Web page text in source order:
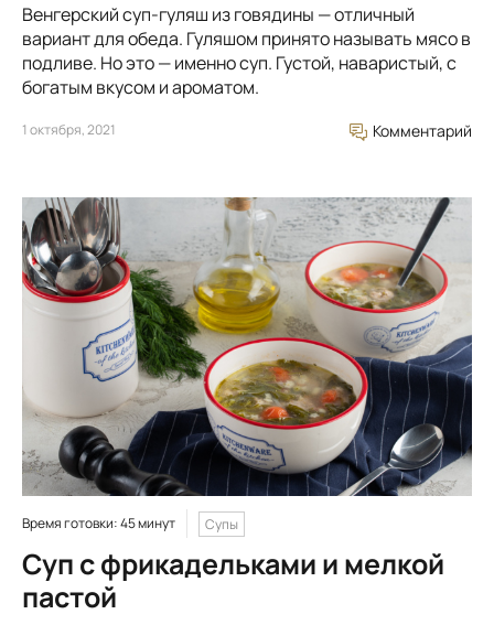
Венгерский суп-гуляш из говядины — отличный
вариант для обеда. Гуляшом принято называть мясо в
подливе. Но это — именно суп. Густой, наваристый, с
богатым вкусом и ароматом.
1 октября, 2021 Комментарий
Время готовки: 45 минут Супы
Суп с фрикадельками и мелкой
пастой